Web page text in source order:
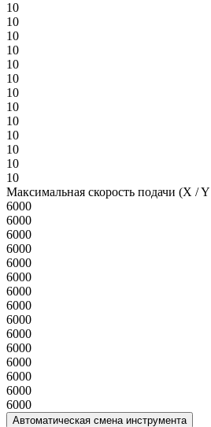
10
10
10
10
10
10
10
10
10
10
10
10
10
Максимальная скорость подачи (X /
6000
6000
6000
6000
6000
6000
6000
6000
6000
6000
6000
6000
6000
6000
6000
Автоматическая смена инструмента